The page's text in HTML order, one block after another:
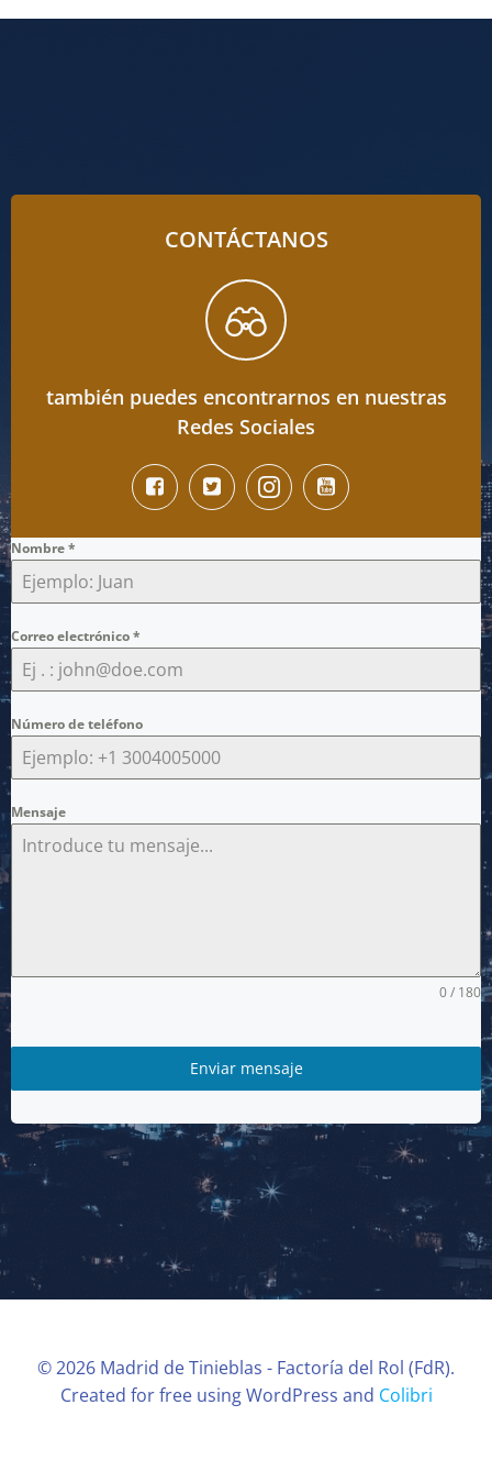
CONTÁCTANOS
también puedes encontrarnos en nuestras
Redes Sociales
Nombre*
Correo electrónico*
Número de teléfono
Mensaje
0 / 180
Enviar mensaje
© 2026 Madrid de Tinieblas - Factoría del Rol (FdR).
Created for free using WordPress and Colibri